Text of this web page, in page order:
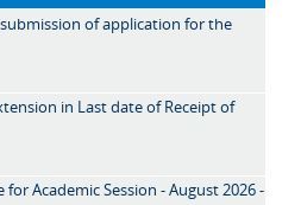
of application for the
in Last date of Receipt of
Academic Session - August 2026 -